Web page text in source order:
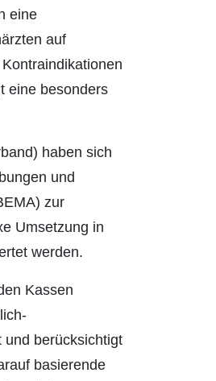
eine
auf
eine besonders
haben sich
und
zur
Umsetzung in
werden.
Kassen
und berücksichtigt
basierende